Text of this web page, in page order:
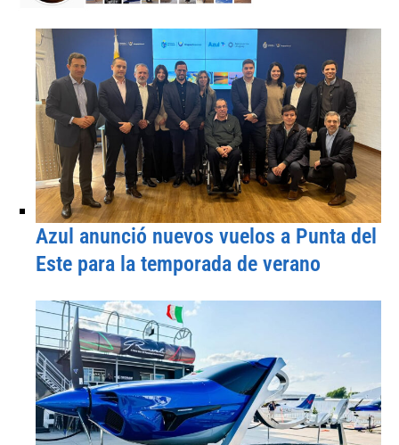
Azul anunció nuevos vuelos a Punta del
Este para la temporada de verano